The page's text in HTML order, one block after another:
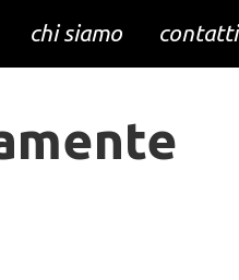
chi siamo contatti